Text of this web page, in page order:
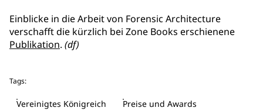
Einblicke in die Arbeit von Forensic Architecture
verschafft die kürzlich bei Zone Books erschienene
Publikation. (df)
Tags:
Vereinigtes Königreich Preise und Awards